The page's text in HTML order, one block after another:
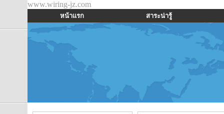
www.wiring-jz.com
หน้าแรก สาระน่ารู้